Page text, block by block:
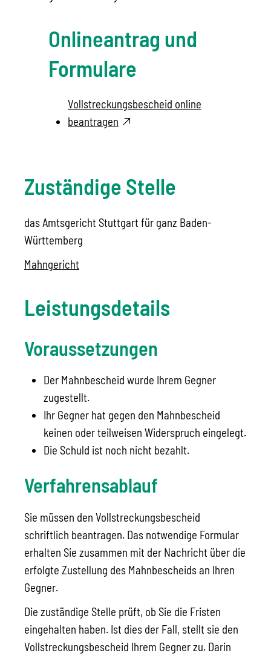
Onlineantrag und
Formulare
Vollstreckungsbescheid online
beantragen
Zuständige Stelle
das Amtsgericht Stuttgart für ganz Baden-
Württemberg
Mahngericht
Leistungsdetails
Voraussetzungen
Der Mahnbescheid wurde Ihrem Gegner
zugestellt.
Ihr Gegner hat gegen den Mahnbescheid
keinen oder teilweisen Widerspruch eingelegt.
Die Schuld ist noch nicht bezahlt.
Verfahrensablauf
Sie müssen den Vollstreckungsbescheid
schriftlich beantragen. Das notwendige Formular
erhalten Sie zusammen mit der Nachricht über die
erfolgte Zustellung des Mahnbescheids an Ihren
Gegner.
Die zuständige Stelle prüft, ob Sie die Fristen
eingehalten haben. Ist dies der Fall, stellt sie den
Vollstreckungsbescheid Ihrem Gegner zu. Darin